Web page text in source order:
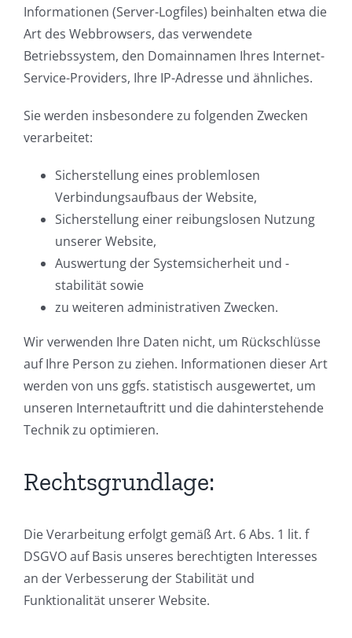
Informationen (Server-Logfiles) beinhalten etwa die
Art des Webbrowsers, das verwendete
Betriebssystem, den Domainnamen Ihres Internet-
Service-Providers, Ihre IP-Adresse und ähnliches.
Sie werden insbesondere zu folgenden Zwecken
verarbeitet:
Sicherstellung eines problemlosen
Verbindungsaufbaus der Website,
Sicherstellung einer reibungslosen Nutzung
unserer Website,
Auswertung der Systemsicherheit und -
stabilität sowie
zu weiteren administrativen Zwecken.
Wir verwenden Ihre Daten nicht, um Rückschlüsse
auf Ihre Person zu ziehen. Informationen dieser Art
werden von uns ggfs. statistisch ausgewertet, um
unseren Internetauftritt und die dahinterstehende
Technik zu optimieren.
Rechtsgrundlage:
Die Verarbeitung erfolgt gemäß Art. 6 Abs. 1 lit. f
DSGVO auf Basis unseres berechtigten Interesses
an der Verbesserung der Stabilität und
Funktionalität unserer Website.